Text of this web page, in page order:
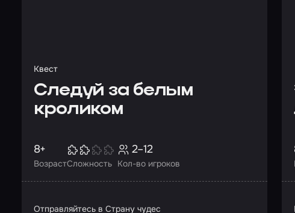
Квест
Следуй за белым
кроликом
Возраст
8+
Сложность Кол-во игроков
2–12
Отправляйтесь в Страну чудес